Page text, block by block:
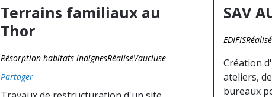
Terrains familiaux au
Thor
Résorption habitats indignesRéaliséVaucluse
Partager
SAV
EDIFISRéalisé
Création
ateliers,
bureaux